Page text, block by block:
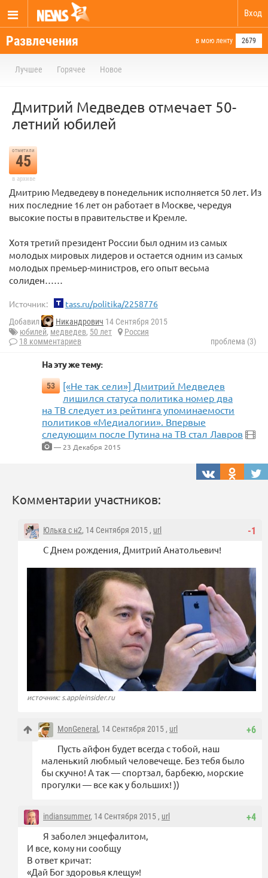
Вход
Развлечения в мою ленту 2679
Лучшее Горячее Новое
Дмитрий Медведев отмечает 50-
летний юбилей
отметили
45
в архиве
Дмитрию Медведеву в понедельник исполняется 50 лет. Из
них последние 16 лет он работает в Москве, чередуя
высокие посты в правительстве и Кремле.
Хотя третий президент России был одним из самых
молодых мировых лидеров и остается одним из самых
молодых премьер-министров, его опыт весьма
солиден……
Источник: tass.ru/politika/2258776
Добавил Никандрович 14 Сентября 2015
юбилей, медведев, 50 лет
Россия
18 комментариев
проблема (3)
На эту же тему:
53
[«Не так сели»] Дмитрий Медведев
лишился статуса политика номер два
на ТВ следует из рейтинга упоминаемости
политиков «Медиалогии». Впервые
следующим после Путина на ТВ стал Лавров
— 23 Декабря 2015
Комментарии участников:
-1
Юлька с н2, 14 Сентября 2015 , url
С Днем рождения, Дмитрий Анатольевич!
источник: s.appleinsider.ru
+6
MonGeneral , 14 Сентября 2015 , url
Пусть айфон будет всегда с тобой, наш
маленький любмый человечеще. Без тебя было
бы скучно! А так — спортзал, барбекю, морские
прогулки — все как у больших! ))
+4
indiansummer, 14 Сентября 2015 , url
Я заболел энцефалитом,
И все, кому ни сообщу
В ответ кричат:
«Дай Бог здоровья клещу»!